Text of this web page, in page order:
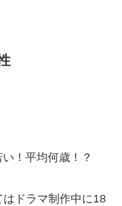
！平均何歳！？
ドラマ制作中に18